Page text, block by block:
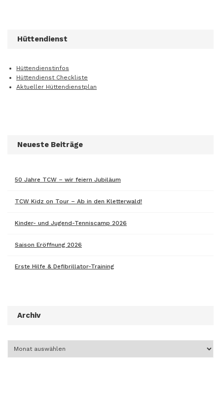
Hüttendienst
Hüttendienstinfos
Hüttendienst Checkliste
Aktueller Hüttendienstplan
Neueste Beiträge
50 Jahre TCW – wir feiern Jubiläum
TCW Kidz on Tour – Ab in den Kletterwald!
Kinder- und Jugend-Tenniscamp 2026
Saison Eröffnung 2026
Erste Hilfe & Defibrillator-Training
Archiv